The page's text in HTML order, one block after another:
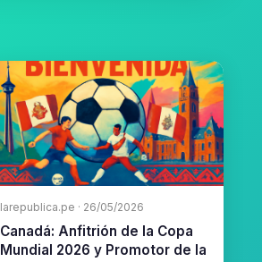
larepublica.pe · 26/05/2026
Canadá: Anfitrión de la Copa
Mundial 2026 y Promotor de la